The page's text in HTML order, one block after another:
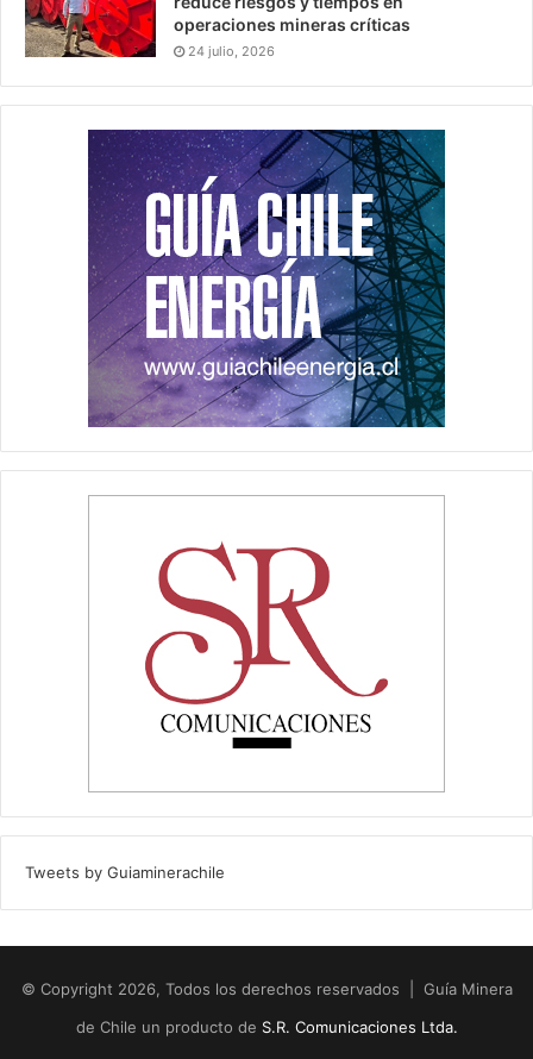
operaciones mineras críticas
24 julio, 2026
Tweets by Guiaminerachile
© Copyright 2026, Todos los derechos reservados | Guía Minera
de Chile un producto de S.R. Comunicaciones Ltda.